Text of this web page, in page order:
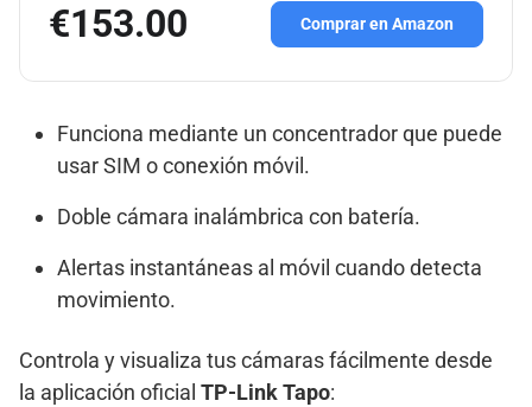
€153.00 Comprar en Amazon
Funciona mediante un concentrador que puede
usar SIM o conexión móvil.
Doble cámara inalámbrica con batería.
Alertas instantáneas al móvil cuando detecta
movimiento.
Controla y visualiza tus cámaras fácilmente desde
la aplicación oficial TP-Link Tapo: